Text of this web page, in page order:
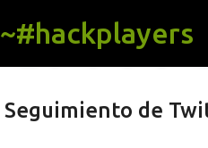
~#hackplayers
Seguimiento de